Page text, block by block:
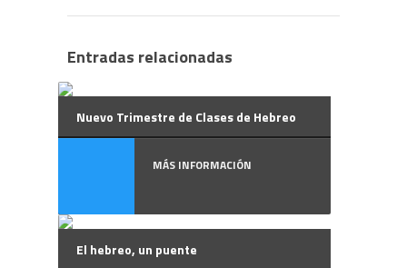
Entradas relacionadas
Nuevo Trimestre de Clases de Hebreo
MÁS INFORMACIÓN
El hebreo, un puente